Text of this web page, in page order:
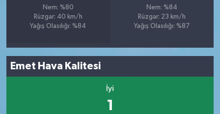
Nem: %80
Rüzgar: 40 km/h
Yağış Olasılığı: %84
Nem: %84
Rüzgar: 23 km/h
Yağış Olasılığı: %87
Emet Hava Kalitesi
İyi
1